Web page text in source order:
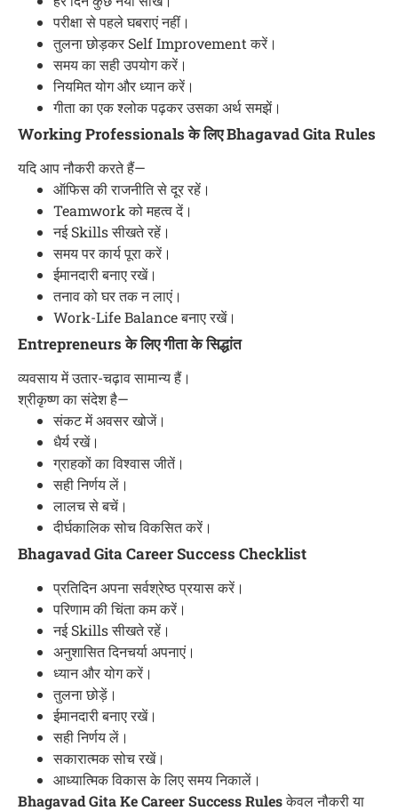
परीक्षा से पहले घबराएं नहीं।
तुलना छोड़कर Self Improvement करें।
समय का सही उपयोग करें।
नियमित योग और ध्यान करें।
गीता का एक श्लोक पढ़कर उसका अर्थ समझें।
Working Professionals के लिए Bhagavad Gita Rules
यदि आप नौकरी करते हैं—
ऑफिस की राजनीति से दूर रहें।
Teamwork को महत्व दें।
नई Skills सीखते रहें।
समय पर कार्य पूरा करें।
ईमानदारी बनाए रखें।
तनाव को घर तक न लाएं।
Work-Life Balance बनाए रखें।
Entrepreneurs के लिए गीता के सिद्धांत
व्यवसाय में उतार-चढ़ाव सामान्य हैं।
श्रीकृष्ण का संदेश है—
संकट में अवसर खोजें।
धैर्य रखें।
ग्राहकों का विश्वास जीतें।
सही निर्णय लें।
लालच से बचें।
दीर्घकालिक सोच विकसित करें।
Bhagavad Gita Career Success Checklist
प्रतिदिन अपना सर्वश्रेष्ठ प्रयास करें।
परिणाम की चिंता कम करें।
नई Skills सीखते रहें।
अनुशासित दिनचर्या अपनाएं।
ध्यान और योग करें।
तुलना छोड़ें।
ईमानदारी बनाए रखें।
सही निर्णय लें।
सकारात्मक सोच रखें।
आध्यात्मिक विकास के लिए समय निकालें।
Bhagavad Gita Ke Career Success Rulesकेवल नौकरी या